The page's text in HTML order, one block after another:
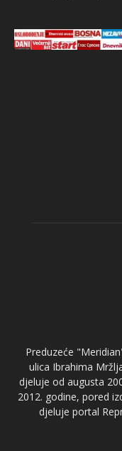
Preduzeće
ulica Ibrahima
djeluje od augusta
2012. godine, pored
djeluje portal